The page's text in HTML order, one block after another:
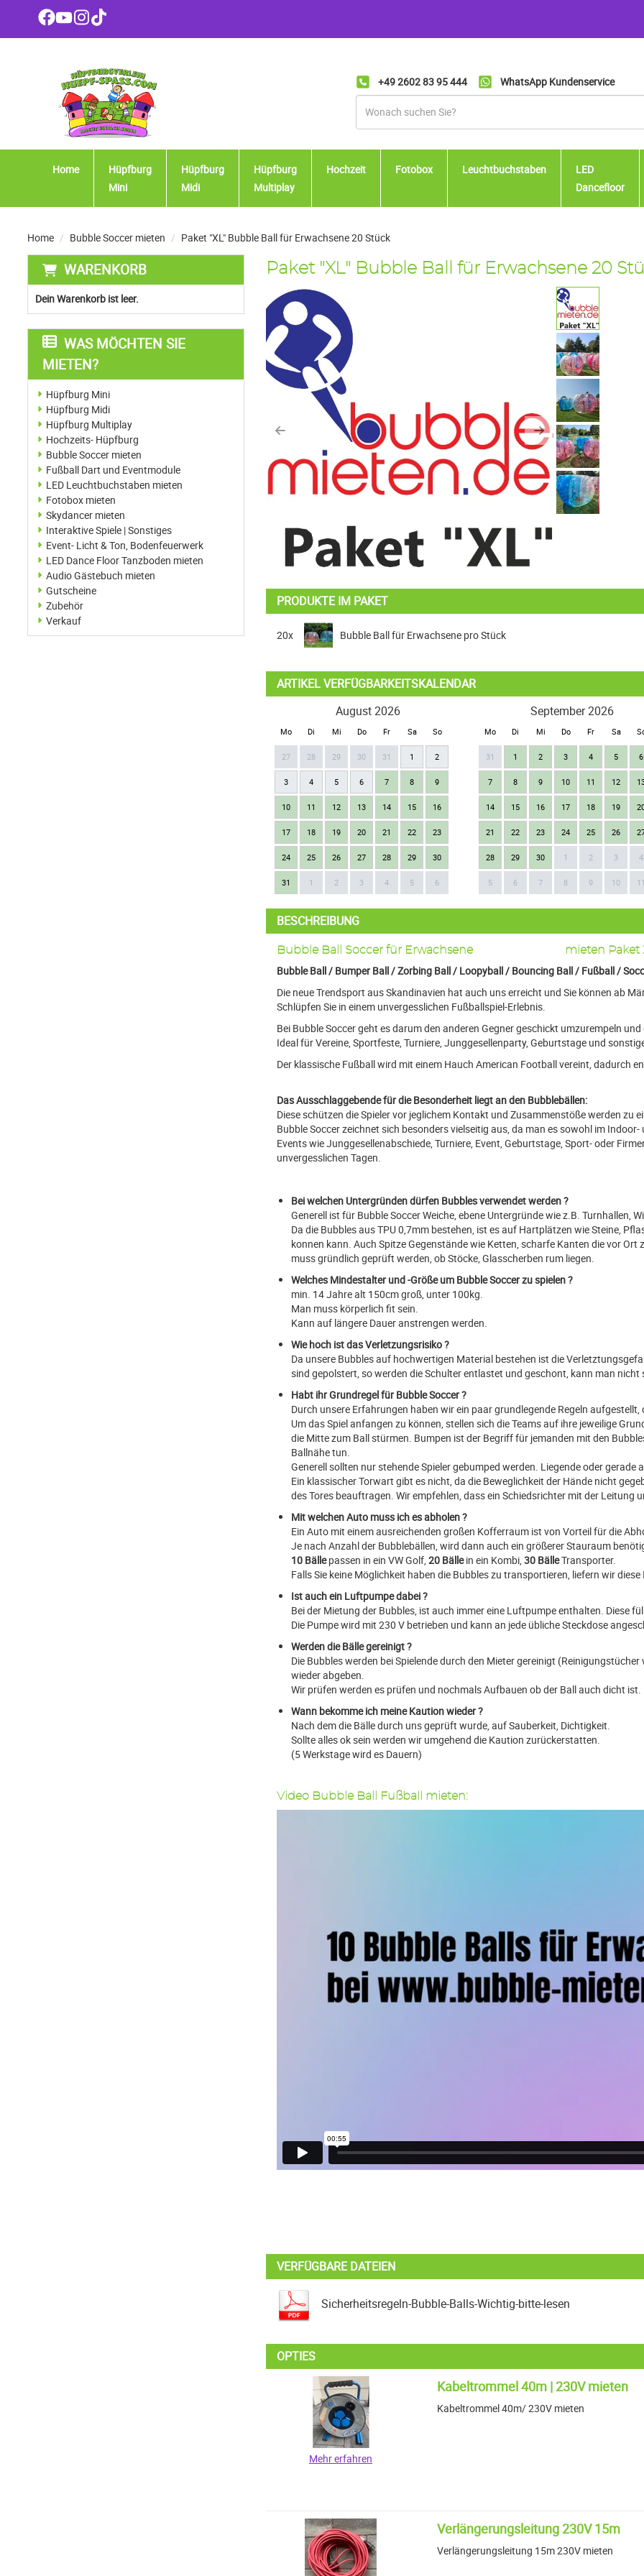
+49 2602 83 95 444 WhatsApp Kundenservice
Home
Hüpfburg
Mini
Hüpfburg
Midi
Hüpfburg
Multiplay
Hochzeit Fotobox Leuchtbuchstaben
LED
Dancefloor
Home Bubble Soccer mieten Paket "XL" Bubble Ball für Erwachsene 20 Stück
WARENKORB
Dein Warenkorb ist leer.
WAS MÖCHTEN SIE
MIETEN?
Hüpfburg Mini
Hüpfburg Midi
Hüpfburg Multiplay
Hochzeits- Hüpfburg
Bubble Soccer mieten
Fußball Dart und Eventmodule
LED Leuchtbuchstaben mieten
Fotobox mieten
Skydancer mieten
Interaktive Spiele | Sonstiges
Event- Licht & Ton, Bodenfeuerwerk
LED Dance Floor Tanzboden mieten
Audio Gästebuch mieten
Gutscheine
Zubehör
Verkauf
Paket "XL" Bubble Ball für Erwachsene 20
Previous Next
PRODUKTE IM PAKET
20x Bubble Ball für Erwachsene pro Stück
ARTIKEL VERFÜGBARKEITSKALENDAR
August 2026
Mo Di Mi Do Fr Sa So
27 28 29 30 31 1 2
3 4 5 6 7 8 9
10 11 12 13 14 15 16
17 18 19 20 21 22 23
24 25 26 27 28 29 30
31 1 2 3 4 5 6
September 2026
Mo Di Mi Do Fr Sa
31 1 2 3 4 5 6
7 8 9 10 11 12
14 15 16 17 18 19
21 22 23 24 25 26
28 29 30 1 2 3 4
5 6 7 8 9 10 11
BESCHREIBUNG
Bubble Ball Soccer für Erwachsene mieten Paket
Bubble Ball / Bumper Ball / Zorbing Ball / Loopyball / Bouncing Ball / Fußball /
Die neue Trendsport aus Skandinavien hat auch uns erreicht und Sie können ab
Schlüpfen Sie in einem unvergesslichen Fußballspiel-Erlebnis.
Bei Bubble Soccer geht es darum den anderen Gegner geschickt umzurempeln und
Ideal für Vereine, Sportfeste, Turniere, Junggesellenparty, Geburtstage und
Der klassische Fußball wird mit einem Hauch American Football vereint, dadurch
Das Ausschlaggebende für die Besonderheit liegt an den Bubblebällen:
Diese schützen die Spieler vor jeglichem Kontakt und Zusammenstöße werden zu
Bubble Soccer zeichnet sich besonders vielseitig aus, da man es sowohl im
Events wie Junggesellenabschiede, Turniere, Event, Geburtstage, Sport- oder
unvergesslichen Tagen.
Bei welchen Untergründen dürfen Bubbles verwendet werden ?
Generell ist für Bubble Soccer Weiche, ebene Untergründe wie z.B. Turnhallen,
Da die Bubbles aus TPU 0,7mm bestehen, ist es auf Hartplätzen wie Steine,
konnen kann. Auch Spitze Gegenstände wie Ketten, scharfe Kanten die vor
muss gründlich geprüft werden, ob Stöcke, Glasscherben rum liegen.
Welches Mindestalter und -Größe um Bubble Soccer zu spielen ?
min. 14 Jahre alt 150cm groß, unter 100kg.
Man muss körperlich fit sein.
Kann auf längere Dauer anstrengen werden.
Wie hoch ist das Verletzungsrisiko ?
Da unsere Bubbles auf hochwertigen Material bestehen ist die
sind gepolstert, so werden die Schulter entlastet und geschont, kann man nicht
Habt ihr Grundregel für Bubble Soccer ?
Durch unsere Erfahrungen haben wir ein paar grundlegende Regeln
Um das Spiel anfangen zu können, stellen sich die Teams auf ihre jeweilige
die Mitte zum Ball stürmen. Bumpen ist der Begriff für jemanden mit den
Ballnähe tun.
Generell sollten nur stehende Spieler gebumped werden. Liegende oder
Ein klassischer Torwart gibt es nicht, da die Beweglichkeit der Hände nicht
des Tores beauftragen. Wir empfehlen, dass ein Schiedsrichter mit der Leitung
Mit welchen Auto muss ich es abholen ?
Ein Auto mit einem ausreichenden großen Kofferraum ist von Vorteil für die
Je nach Anzahl der Bubblebällen, wird dann auch ein größerer Stauraum
10 Bällepassen in ein VW Golf, 20 Bällein ein Kombi, 30 BälleTransporter.
Falls Sie keine Möglichkeit haben die Bubbles zu transportieren, liefern wir
Ist auch ein Luftpumpe dabei ?
Bei der Mietung der Bubbles, ist auch immer eine Luftpumpe enthalten. Diese
Die Pumpe wird mit 230 V betrieben und kann an jede übliche Steckdose
Werden die Bälle gereinigt ?
Die Bubbles werden bei Spielende durch den Mieter gereinigt
wieder abgeben.
Wir prüfen werden es prüfen und nochmals Aufbauen ob der Ball auch dicht ist.
Wann bekomme ich meine Kaution wieder ?
Nach dem die Bälle durch uns geprüft wurde, auf Sauberkeit, Dichtigkeit.
Sollte alles ok sein werden wir umgehend die Kaution zurückerstatten.
(5 Werkstage wird es Dauern)
Video Bubble Ball Fußball mieten:
VERFÜGBARE DATEIEN
Sicherheitsregeln-Bubble-Balls-Wichtig-bitte-lesen
OPTIES
Mehr erfahren
Kabeltrommel 40m | 230V mieten
Kabeltrommel 40m/ 230V mieten
Verlängerungsleitung 230V 15m
Verlängerungsleitung 15m 230V mieten